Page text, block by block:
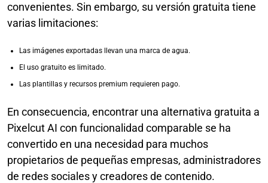
convenientes. Sin embargo, su versión gratuita tiene
varias limitaciones:
Las imágenes exportadas llevan una marca de agua.
El uso gratuito es limitado.
Las plantillas y recursos premium requieren pago.
En consecuencia, encontrar una alternativa gratuita a
Pixelcut AI con funcionalidad comparable se ha
convertido en una necesidad para muchos
propietarios de pequeñas empresas, administradores
de redes sociales y creadores de contenido.